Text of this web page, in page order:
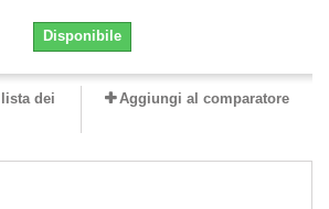
Disponibile
dei
Aggiungi al comparatore